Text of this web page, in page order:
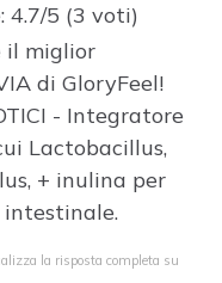
4.7/5 (3 voti)
il miglior
di GloryFeel!
- Integratore
Lactobacillus,
+ inulina per
la risposta completa su